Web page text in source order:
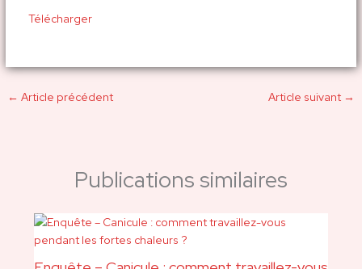
Télécharger
← Article précédent Article suivant →
Publications similaires